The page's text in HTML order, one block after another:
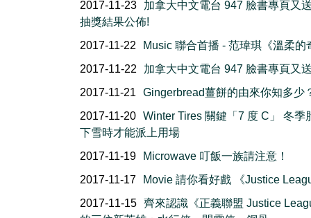
2017-11-23
加拿大中文電台 947 臉書專頁又
抽獎結果公佈!
2017-11-22
Music 聯合首播 - 范瑋琪《溫柔的
2017-11-22
加拿大中文電台 947 臉書專頁又
2017-11-21
Gingerbread薑餅的由來你知多少
2017-11-20 Winter Tires 關鍵「7 度 C」 冬季
下雪時才能派上用場
2017-11-19
Microwave 叮飯一族請注意！
2017-11-17
Movie 請你看好戲 《Justice
2017-11-15 齊來認識《正義聯盟 Justice